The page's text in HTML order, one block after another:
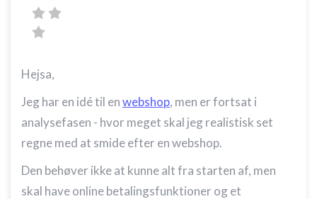
Hejsa,
Jeg har en idé til enwebshop, men er fortsat i
analysefasen - hvor meget skal jeg realistisk set
regne med at smide efter en webshop.
Den behøver ikke at kunne alt fra starten af, men
skal have online betalingsfunktioner og et